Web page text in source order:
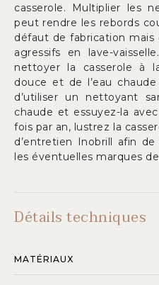
casserole. Multiplier les
peut rendre les rebords
défaut de fabrication mais
agressifs en lave-
nettoyer la casserole à
douce et de l’eau
d’utiliser un nettoyant
chaude et essuyez-la
fois par an, lustrez la
d’entretien Inobrill afin
les éventuelles marques
Détails techniques
MATÉRIAUX